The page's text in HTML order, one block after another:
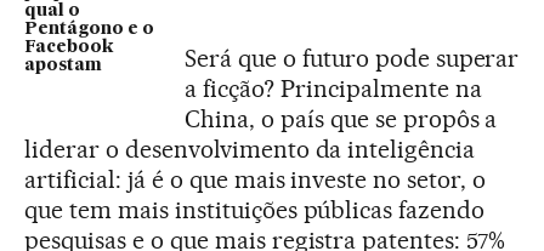
qual o
Pentágono e o
Facebook
apostam
Será que o futuro pode superar
a ficção? Principalmente na
China, o país que se propôs a
liderar o desenvolvimento da inteligência
artificial: já é o que mais investe no setor, o
que tem mais instituições públicas fazendo
pesquisas e o que mais registra patentes: 57%